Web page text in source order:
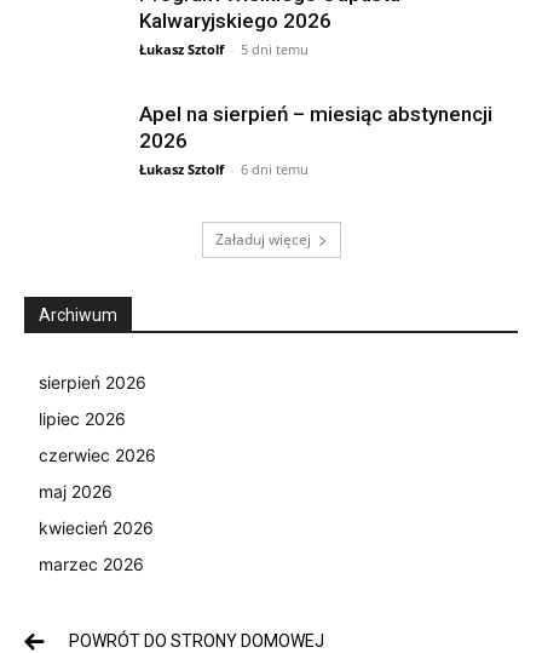
Kalwaryjskiego 2026
Łukasz Sztolf - 5 dni temu
Apel na sierpień – miesiąc abstynencji
2026
Łukasz Sztolf - 6 dni temu
Załaduj więcej
Archiwum
sierpień 2026
lipiec 2026
czerwiec 2026
maj 2026
kwiecień 2026
marzec 2026
POWRÓT DO STRONY DOMOWEJ